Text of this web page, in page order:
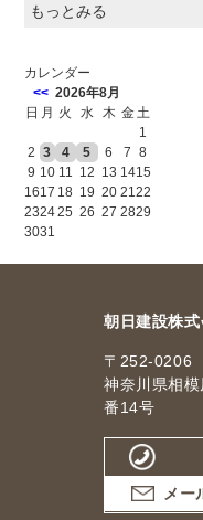
もっとみる
カレンダー
<< 2026年8月
日 月 火 水 木 金土
1
2 3 4 5 6 7 8
9 10 11 12 13 1415
1617 18 19 20 2122
232425 26 27 2829
3031
朝日建設株式
〒252-0206
神奈川県相
番14号
メー